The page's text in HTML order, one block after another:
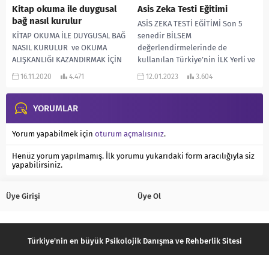
Kitap okuma ile duygusal
bağ nasıl kurulur
KİTAP OKUMA İLE DUYGUSAL BAĞ
NASIL KURULUR ve OKUMA
ALIŞKANLIĞI KAZANDIRMAK İÇİN
ÖNERİLER VE OYUNLAR “Sesini
insan.”...
16.11.2020 4.471
Asis Zeka Testi Eğitimi
ASİS ZEKA TESTİ EĞİTİMİ Son 5
senedir BİLSEM
değerlendirmelerinde de
kullanılan Türkiye’nin İLK Yerli ve
Milli Zeka Testi ASİS ZEKA...
12.01.2023 3.604
YORUMLAR
Yorum yapabilmek için oturum açmalısınız.
Henüz yorum yapılmamış. İlk yorumu yukarıdaki form aracılığıyla siz
yapabilirsiniz.
Üye Girişi Üye Ol
Türkiye'nin en büyük Psikolojik Danışma ve Rehberlik Sitesi